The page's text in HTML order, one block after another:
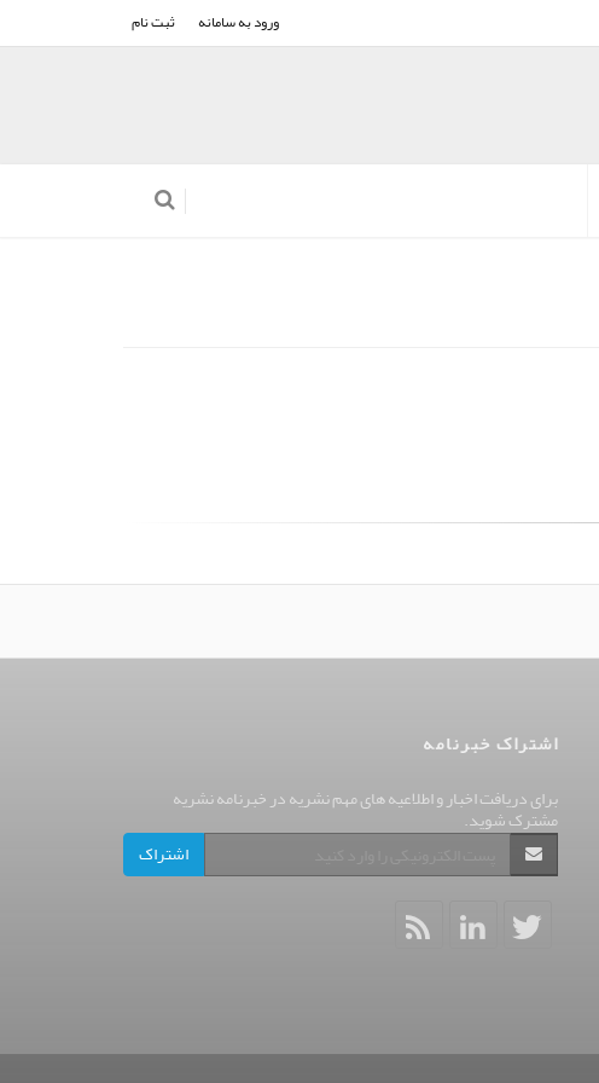
ورود به سامانه ثبت نام
اشتراک خبرنامه
برای دریافت اخبار و اطلاعیه های مهم نشریه در خبرنامه نشریه
مشترک شوید.
اشتراک